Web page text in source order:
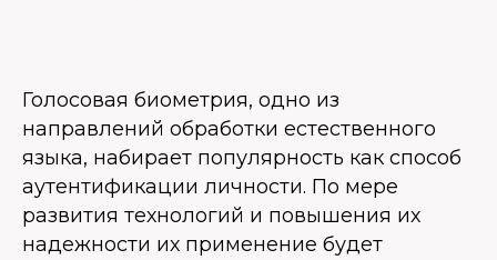
Голосовая биометрия, одно из
направлений обработки естественного
языка, набирает популярность как способ
аутентификации личности. По мере
развития технологий и повышения их
надежности их применение будет